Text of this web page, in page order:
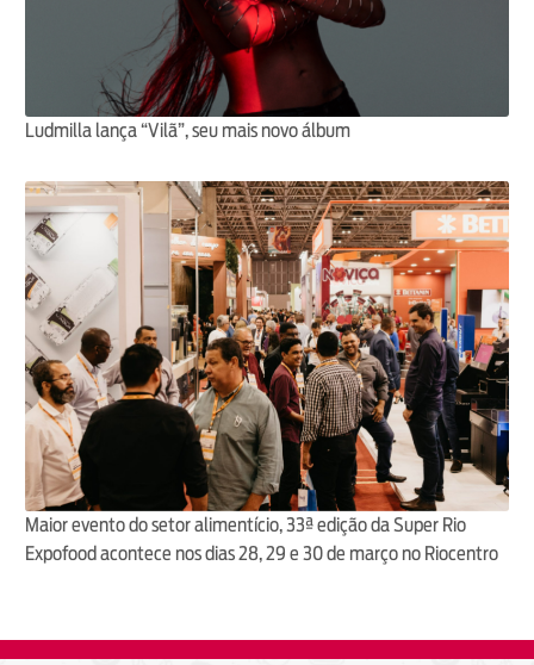
Ludmilla lança “Vilã”, seu mais novo álbum
Maior evento do setor alimentício, 33ª edição da Super Rio
Expofood acontece nos dias 28, 29 e 30 de março no Riocentro